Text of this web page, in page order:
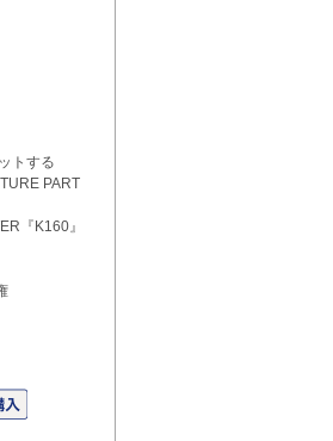
トする
PART
『K160』